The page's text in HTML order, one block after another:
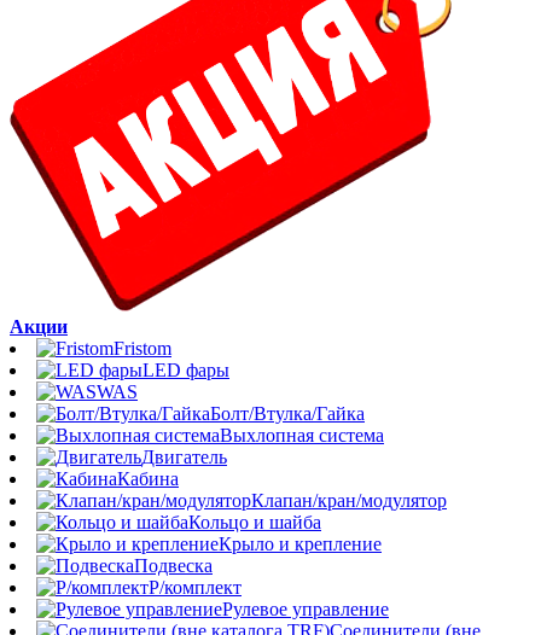
Акции
Fristom
LED фары
WAS
Болт/Втулка/Гайка
Выхлопная система
Двигатель
Кабина
Клапан/кран/модулятор
Кольцо и шайба
Крыло и крепление
Подвеска
Р/комплект
Рулевое управление
Соединители (вне